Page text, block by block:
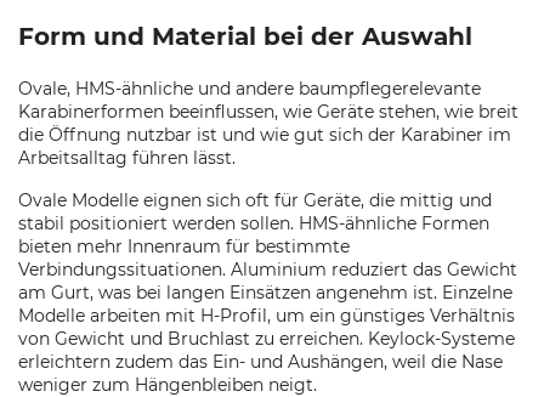
Form und Material bei der Auswahl
Ovale, HMS-ähnliche und andere baumpflegerelevante
Karabinerformen beeinflussen, wie Geräte stehen, wie breit
die Öffnung nutzbar ist und wie gut sich der Karabiner im
Arbeitsalltag führen lässt.
Ovale Modelle eignen sich oft für Geräte, die mittig und
stabil positioniert werden sollen. HMS-ähnliche Formen
bieten mehr Innenraum für bestimmte
Verbindungssituationen. Aluminium reduziert das Gewicht
am Gurt, was bei langen Einsätzen angenehm ist. Einzelne
Modelle arbeiten mit H-Profil, um ein günstiges Verhältnis
von Gewicht und Bruchlast zu erreichen. Keylock-Systeme
erleichtern zudem das Ein- und Aushängen, weil die Nase
weniger zum Hängenbleiben neigt.